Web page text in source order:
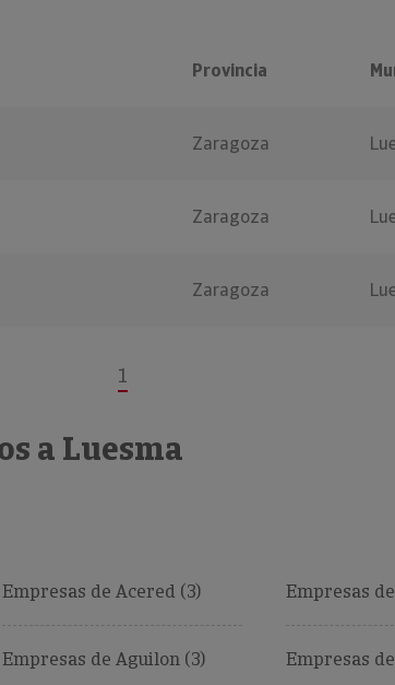
Provincia
Zaragoza
Zaragoza
Zaragoza
1
a Luesma
Empresas de Acered (3) Empresas
Empresas de Aguilon (3) Empresas